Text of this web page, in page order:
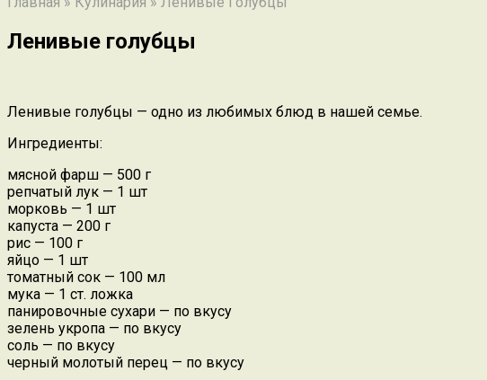
Ленивые голубцы
Ленивые голубцы — одно из любимых блюд в нашей семье.
Ингредиенты:
мясной фарш — 500 г
репчатый лук — 1 шт
морковь — 1 шт
капуста — 200 г
рис — 100 г
яйцо — 1 шт
томатный сок — 100 мл
мука — 1 ст. ложка
панировочные сухари — по вкусу
зелень укропа — по вкусу
соль — по вкусу
черный молотый перец — по вкусу